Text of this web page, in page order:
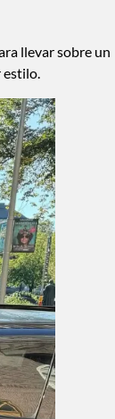
llevar sobre un